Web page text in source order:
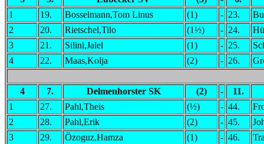
1
19. Bosselmann,Tom Linus (1) - 23.
2
20. Rietschel,Tilo (1½) - 24.
3
21. Silini,Jalel (1) - 25.
4
22. Maas,Kolja (2) - 26.
4 7. Delmenhorster SK (2) -
11.
1
27. Pahl,Theis (½) - 44.
2
28. Pahl,Erik (2) - 45.
3
29. Özoguz,Hamza (1) - 46.